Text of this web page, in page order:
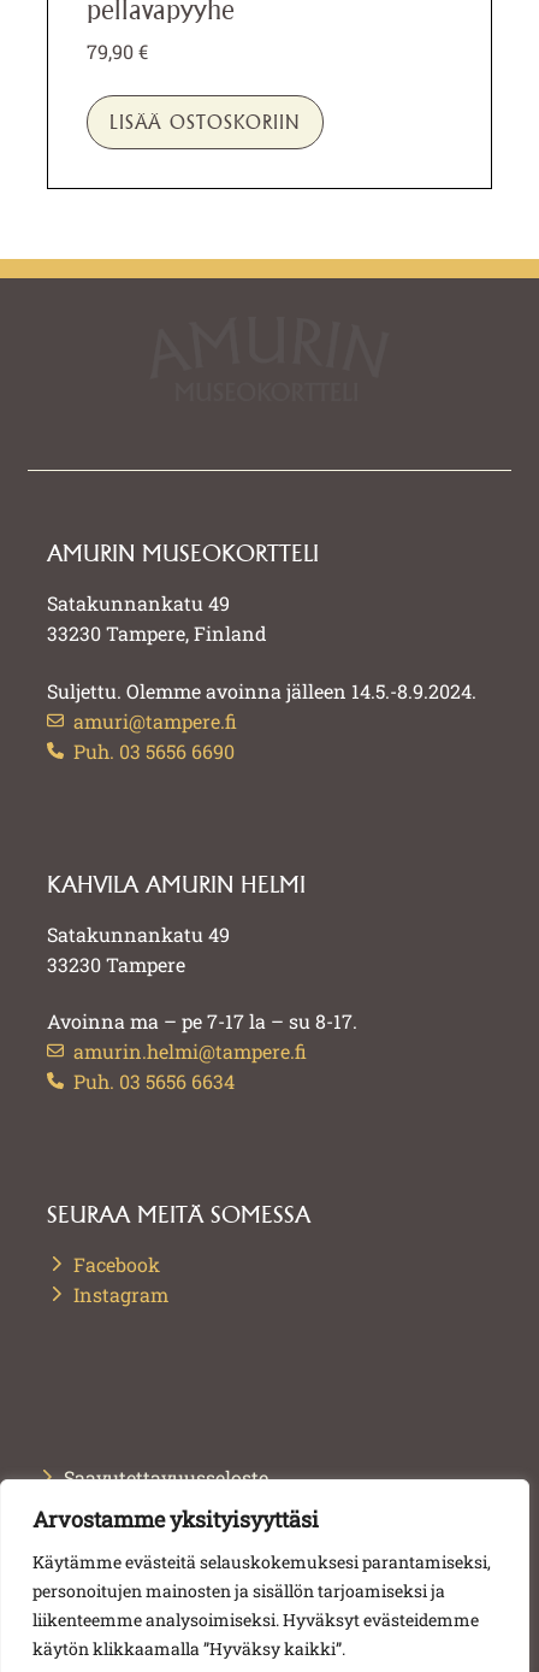
Arvostamme yksityisyyttäsi
Käytämme evästeitä selauskokemuksesi parantamiseksi,
personoitujen mainosten ja sisällön tarjoamiseksi ja
liikenteemme analysoimiseksi. Hyväksyt evästeidemme
käytön klikkaamalla ”Hyväksy kaikki”.
pellavapyyhe
79,90€
LISÄÄ OSTOSKORIIN
AMURIN MUSEOKORTTELI
Satakunnankatu 49
33230 Tampere, Finland
Suljettu. Olemme avoinna jälleen 14.5.-8.9.2024.
amuri@tampere.fi
Puh. 03 5656 6690
KAHVILA AMURIN HELMI
Satakunnankatu 49
33230 Tampere
Avoinna ma – pe 7-17 la – su 8-17.
amurin.helmi@tampere.fi
Puh. 03 5656 6634
SEURAA MEITÄ SOMESSA
Facebook
Instagram
Saavutettavuusseloste
Tietosuojaseloste
Toimitusehdot
© 2024 Tampereen kaupunki